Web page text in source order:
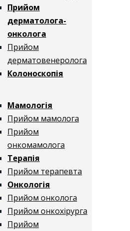
Прийом
дерматолога-
онколога
Прийом
дерматовенеролога
Колоноскопія
Мамологія
Прийом мамолога
Прийом
онкомамолога
Терапія
Прийом терапевта
Онкологія
Прийом онколога
Прийом онкохірурга
Прийом